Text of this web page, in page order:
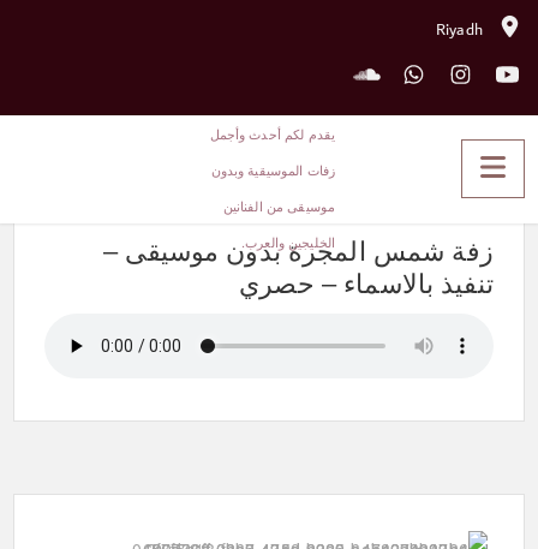
Riyadh
زفة شمس المجرة بدون موسيقى –
زفة شمس المجرة بدون موسيقى –
تنفيذ بالاسماء – حصري